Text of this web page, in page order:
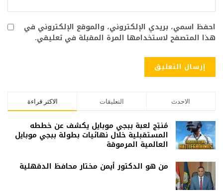
احفظ اسمي، بريدي الإلكتروني، والموقع الإلكتروني في
هذا المتصفح لاستخدامها المرة المقبلة في تعليقي.
الاكثر قراءة التعليقات الاحدث
مُنتِج لعبة ببجي موبايل يكشف عن خططه
المستقبلية خلال نهائيات بطولة ببجي موبايل
العالمية المرموقة
من هو الدكتور أيمن مختار محافظ الدقهلية